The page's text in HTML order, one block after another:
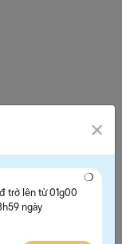
trở lên từ 01g00
ngày